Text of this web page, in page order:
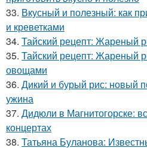
33. Вкусный и полезный: как
и креветками
34. Тайский рецепт: Жареный
35. Тайский рецепт: Жареный
овощами
36. Дикий и бурый рис: новый
ужина
37. Дидюли в Магнитогорске:
концертах
38. Татьяна Буланова: